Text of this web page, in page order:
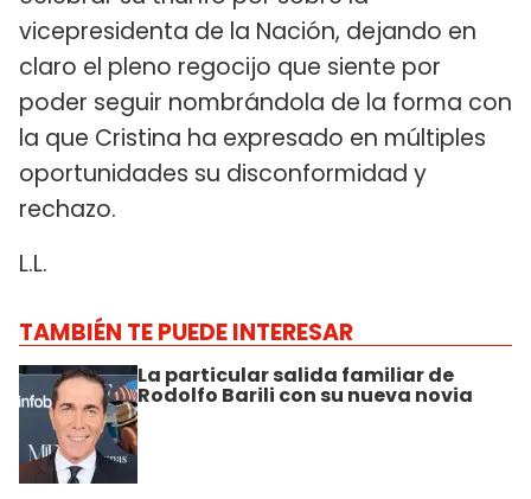
vicepresidenta de la Nación, dejando en
claro el pleno regocijo que siente por
poder seguir nombrándola de la forma con
la que Cristina ha expresado en múltiples
oportunidades su disconformidad y
rechazo.
L.L.
TAMBIÉN TE PUEDE INTERESAR
La particular salida familiar de
Rodolfo Barili con su nueva novia